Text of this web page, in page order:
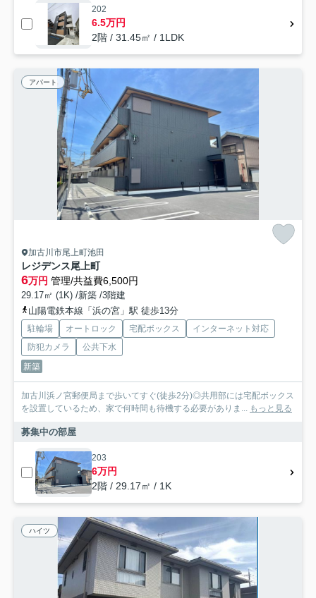
202
6.5万円
2階 / 31.45㎡ / 1LDK
アパート
加古川市尾上町池田
レジデンス尾上町
6万円 管理/共益費6,500円
29.17㎡ (1K) /新築 /3階建
山陽電鉄本線「浜の宮」駅 徒歩13分
駐輪場 オートロック 宅配ボックス
インターネット対応
防犯カメラ
公共下水
新築
加古川浜ノ宮郵便局まで歩いてすぐ(徒歩2分)◎共用部には宅配ボックス
を設置しているため、家で何時間も待機する必要がありま... もっと見る
募集中の部屋
203
6万円
2階 / 29.17㎡ / 1K
ハイツ